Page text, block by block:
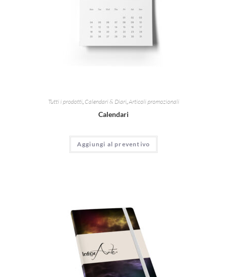
Tutti i prodotti, Calendari & Diari,Articoli promozionali
Calendari
Aggiungi al preventivo